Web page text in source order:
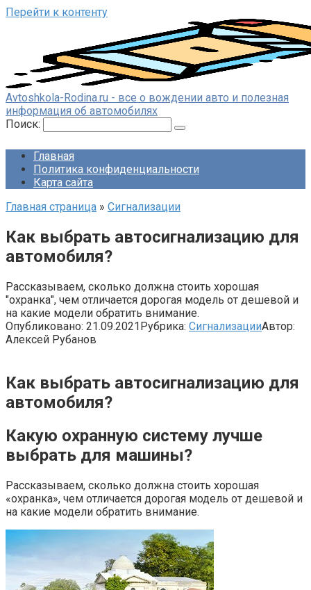
Перейти к контенту
Avtoshkola-Rodina.ru - все о вождении авто и полезная
информация об автомобилях
Поиск:
Главная
Политика конфиденциальности
Карта сайта
Главная страница » Сигнализации
Как выбрать автосигнализацию для
автомобиля?
Рассказываем, сколько должна стоить хорошая
"охранка", чем отличается дорогая модель от дешевой и
на какие модели обратить внимание.
Опубликовано: 21.09.2021Рубрика: СигнализацииАвтор:
Алексей Рубанов
Как выбрать автосигнализацию для
автомобиля?
Какую охранную систему лучше
выбрать для машины?
Рассказываем, сколько должна стоить хорошая
«охранка», чем отличается дорогая модель от дешевой и
на какие модели обратить внимание.